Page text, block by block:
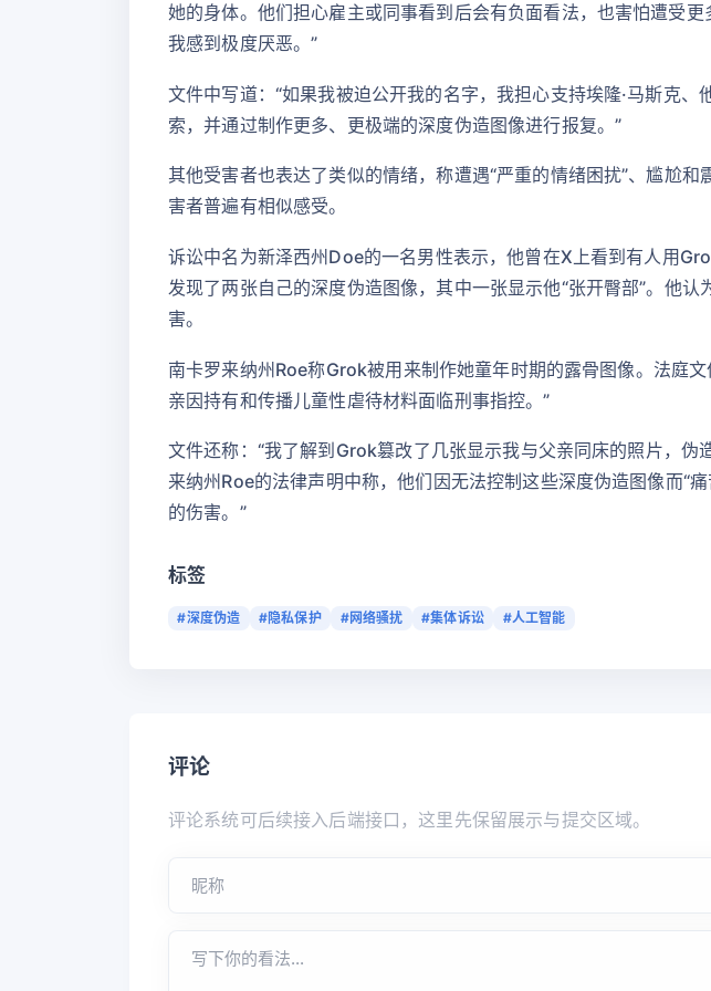
她的身体。他们担心雇主或同事看到后会有负面看法，也害怕遭受
我感到极度厌恶。”
文件中写道：“如果我被迫公开我的名字，我担心支持埃隆·马斯克
索，并通过制作更多、更极端的深度伪造图像进行报复。”
其他受害者也表达了类似的情绪，称遭遇“严重的情绪困扰”、尴尬
害者普遍有相似感受。
诉讼中名为新泽西州Doe的一名男性表示，他曾在X上看到有人用
发现了两张自己的深度伪造图像，其中一张显示他“张开臀部”。他
害。
南卡罗来纳州Roe称Grok被用来制作她童年时期的露骨图像。法庭
亲因持有和传播儿童性虐待材料面临刑事指控。”
文件还称：“我了解到Grok篡改了几张显示我与父亲同床的照片，
来纳州Roe的法律声明中称，他们因无法控制这些深度伪造图像而“
的伤害。”
标签
#深度伪造 #隐私保护 #网络骚扰 #集体诉讼 #人工智能
评论
评论系统可后续接入后端接口，这里先保留展示与提交区域。